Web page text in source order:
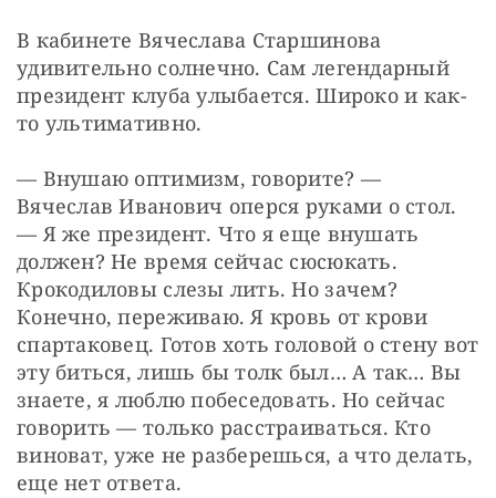
В кабинете Вячеслава Старшинова
удивительно солнечно. Сам легендарный
президент клуба улыбается. Широко и как-
то ультимативно.
— Внушаю оптимизм, говорите? —
Вячеслав Иванович оперся руками о стол.
— Я же президент. Что я еще внушать
должен? Не время сейчас сюсюкать.
Крокодиловы слезы лить. Но зачем?
Конечно, переживаю. Я кровь от крови
спартаковец. Готов хоть головой о стену вот
эту биться, лишь бы толк был… А так… Вы
знаете, я люблю побеседовать. Но сейчас
говорить — только расстраиваться. Кто
виноват, уже не разберешься, а что делать,
еще нет ответа.